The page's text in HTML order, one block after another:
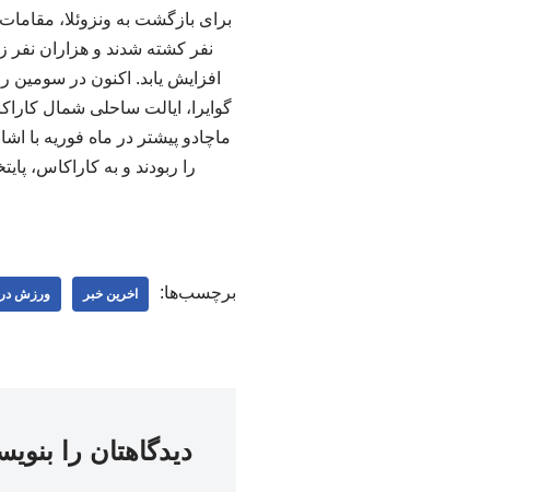
نفر کشته شدند و هزاران نفر
افزایش یابد. اکنون در سومین
گوایرا، ایالت ساحلی شمال
ماچادو پیشتر در ماه فوریه با
برچسب‌ها: اخرین خبر ورزش در
دیدگاهتان را